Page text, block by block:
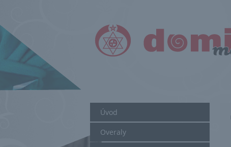
Úvod
Overaly